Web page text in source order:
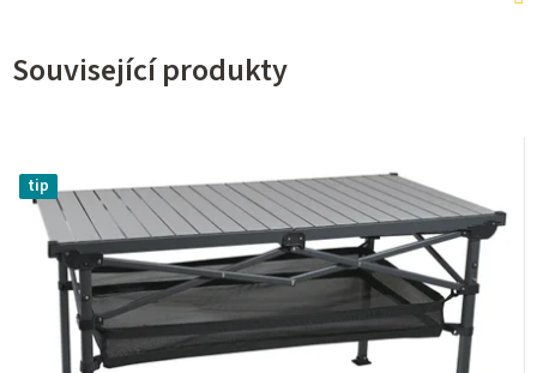
Související produkty
tip